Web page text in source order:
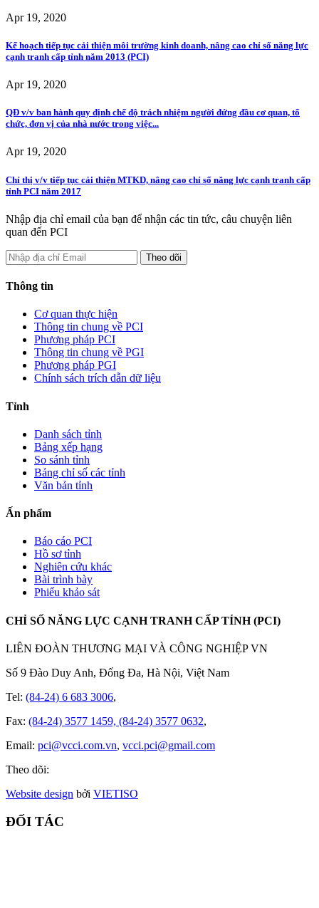
Apr 19, 2020
Kế hoạch tiếp tục cải thiện môi trường kinh doanh, nâng cao chỉ số năng lực
cạnh tranh cấp tỉnh năm 2013 (PCI)
Apr 19, 2020
QĐ v/v ban hành quy định chế độ trách nhiệm người đứng đầu cơ quan, tổ
chức, đơn vị của nhà nước trong việc...
Apr 19, 2020
Chỉ thị v/v tiếp tục cải thiện MTKD, nâng cao chỉ số năng lực cạnh tranh cấp
tỉnh PCI năm 2017
Nhập địa chỉ email của bạn để nhận các tin tức, câu chuyện liên
quan đến PCI
Thông tin
Cơ quan thực hiện
Thông tin chung về PCI
Phương pháp PCI
Thông tin chung về PGI
Phương pháp PGI
Chính sách trích dẫn dữ liệu
Tỉnh
Danh sách tỉnh
Bảng xếp hạng
So sánh tỉnh
Bảng chỉ số các tỉnh
Văn bản tỉnh
Ấn phẩm
Báo cáo PCI
Hồ sơ tỉnh
Nghiên cứu khác
Bài trình bày
Phiếu khảo sát
CHỈ SỐ NĂNG LỰC CẠNH TRANH CẤP TỈNH (PCI)
LIÊN ĐOÀN THƯƠNG MẠI VÀ CÔNG NGHIỆP VN
Số 9 Đào Duy Anh, Đống Đa, Hà Nội, Việt Nam
Tel: (84-24) 6 683 3006,
Fax: (84-24) 3577 1459, (84-24) 3577 0632,
Email: pci@vcci.com.vn, vcci.pci@gmail.com
Theo dõi:
Website design bởi VIETISO
ĐỐI TÁC